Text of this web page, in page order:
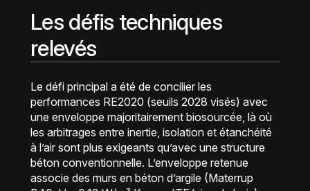
Les défis techniques
relevés
Le défi principal a été de concilier les
performances RE2020 (seuils 2028 visés) avec
une enveloppe majoritairement biosourcée, là où
les arbitrages entre inertie, isolation et étanchéité
à l’air sont plus exigeants qu’avec une structure
béton conventionnelle. L’enveloppe retenue
associe des murs en béton d’argile (Materrup